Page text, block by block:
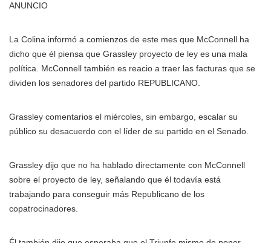
ANUNCIO
La Colina informó a comienzos de este mes que McConnell ha
dicho que él piensa que Grassley proyecto de ley es una mala
política. McConnell también es reacio a traer las facturas que se
dividen los senadores del partido REPUBLICANO.
Grassley comentarios el miércoles, sin embargo, escalar su
público su desacuerdo con el líder de su partido en el Senado.
Grassley dijo que no ha hablado directamente con McConnell
sobre el proyecto de ley, señalando que él todavía está
trabajando para conseguir más Republicano de los
copatrocinadores.